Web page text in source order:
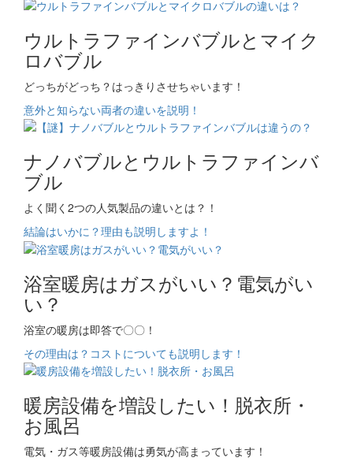
ウルトラファインバブルとマイク
ロバブル
どっちがどっち？はっきりさせちゃいます！
意外と知らない両者の違いを説明！
ナノバブルとウルトラファインバ
ブル
よく聞く2つの人気製品の違いとは？！
結論はいかに？理由も説明しますよ！
浴室暖房はガスがいい？電気がい
い？
浴室の暖房は即答で〇〇！
その理由は？コストについても説明します！
暖房設備を増設したい！脱衣所・
お風呂
電気・ガス等暖房設備は勇気が高まっています！